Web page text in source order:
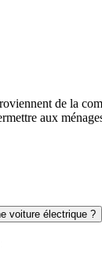
de la
aux
voiture électrique ?